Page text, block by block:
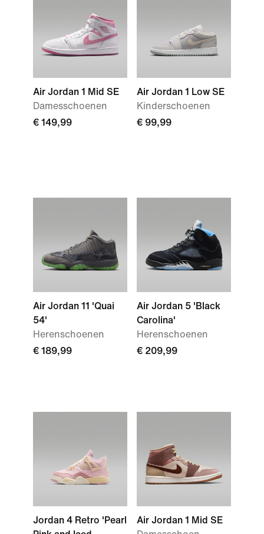
Air Jordan 1 Mid SE
Damesschoenen
€ 149,99
Air Jordan 1 Low SE
Kinderschoenen
€ 99,99
Air Jordan 11 'Quai
54'
Herenschoenen
€ 189,99
Air Jordan 5 'Black
Carolina'
Herenschoenen
€ 209,99
Jordan 4 Retro 'Pearl
Air Jordan 1 Mid SE